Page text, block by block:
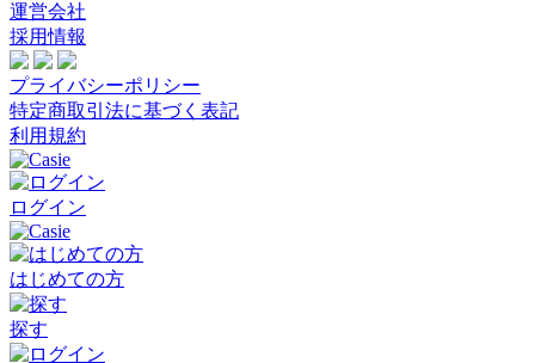
運営会社
採用情報
プライバシーポリシー
特定商取引法に基づく表記
利用規約
ログイン
はじめての方
探す